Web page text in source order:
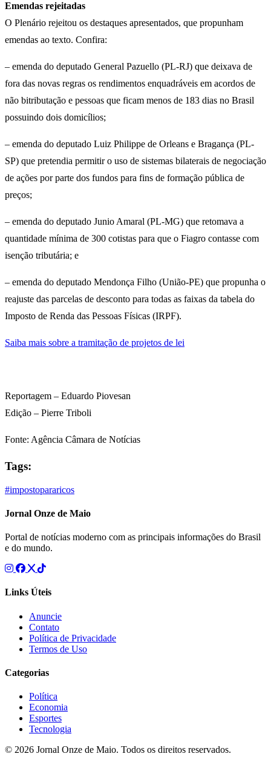
Emendas rejeitadas
O Plenário rejeitou os destaques apresentados, que propunham
emendas ao texto. Confira:
– emenda do deputado General Pazuello (PL-RJ) que deixava de
fora das novas regras os rendimentos enquadráveis em acordos de
não bitributação e pessoas que ficam menos de 183 dias no Brasil
possuindo dois domicílios;
– emenda do deputado Luiz Philippe de Orleans e Bragança (PL-
SP) que pretendia permitir o uso de sistemas bilaterais de negociação
de ações por parte dos fundos para fins de formação pública de
preços;
– emenda do deputado Junio Amaral (PL-MG) que retomava a
quantidade mínima de 300 cotistas para que o Fiagro contasse com
isenção tributária; e
– emenda do deputado Mendonça Filho (União-PE) que propunha o
reajuste das parcelas de desconto para todas as faixas da tabela do
Imposto de Renda das Pessoas Físicas (IRPF).
Saiba mais sobre a tramitação de projetos de lei
Reportagem – Eduardo Piovesan
Edição – Pierre Triboli
Fonte: Agência Câmara de Notícias
Tags:
#impostopararicos
Jornal Onze de Maio
Portal de notícias moderno com as principais informações do Brasil
e do mundo.
Links Úteis
Anuncie
Contato
Política de Privacidade
Termos de Uso
Categorias
Política
Economia
Esportes
Tecnologia
© 2026 Jornal Onze de Maio. Todos os direitos reservados.